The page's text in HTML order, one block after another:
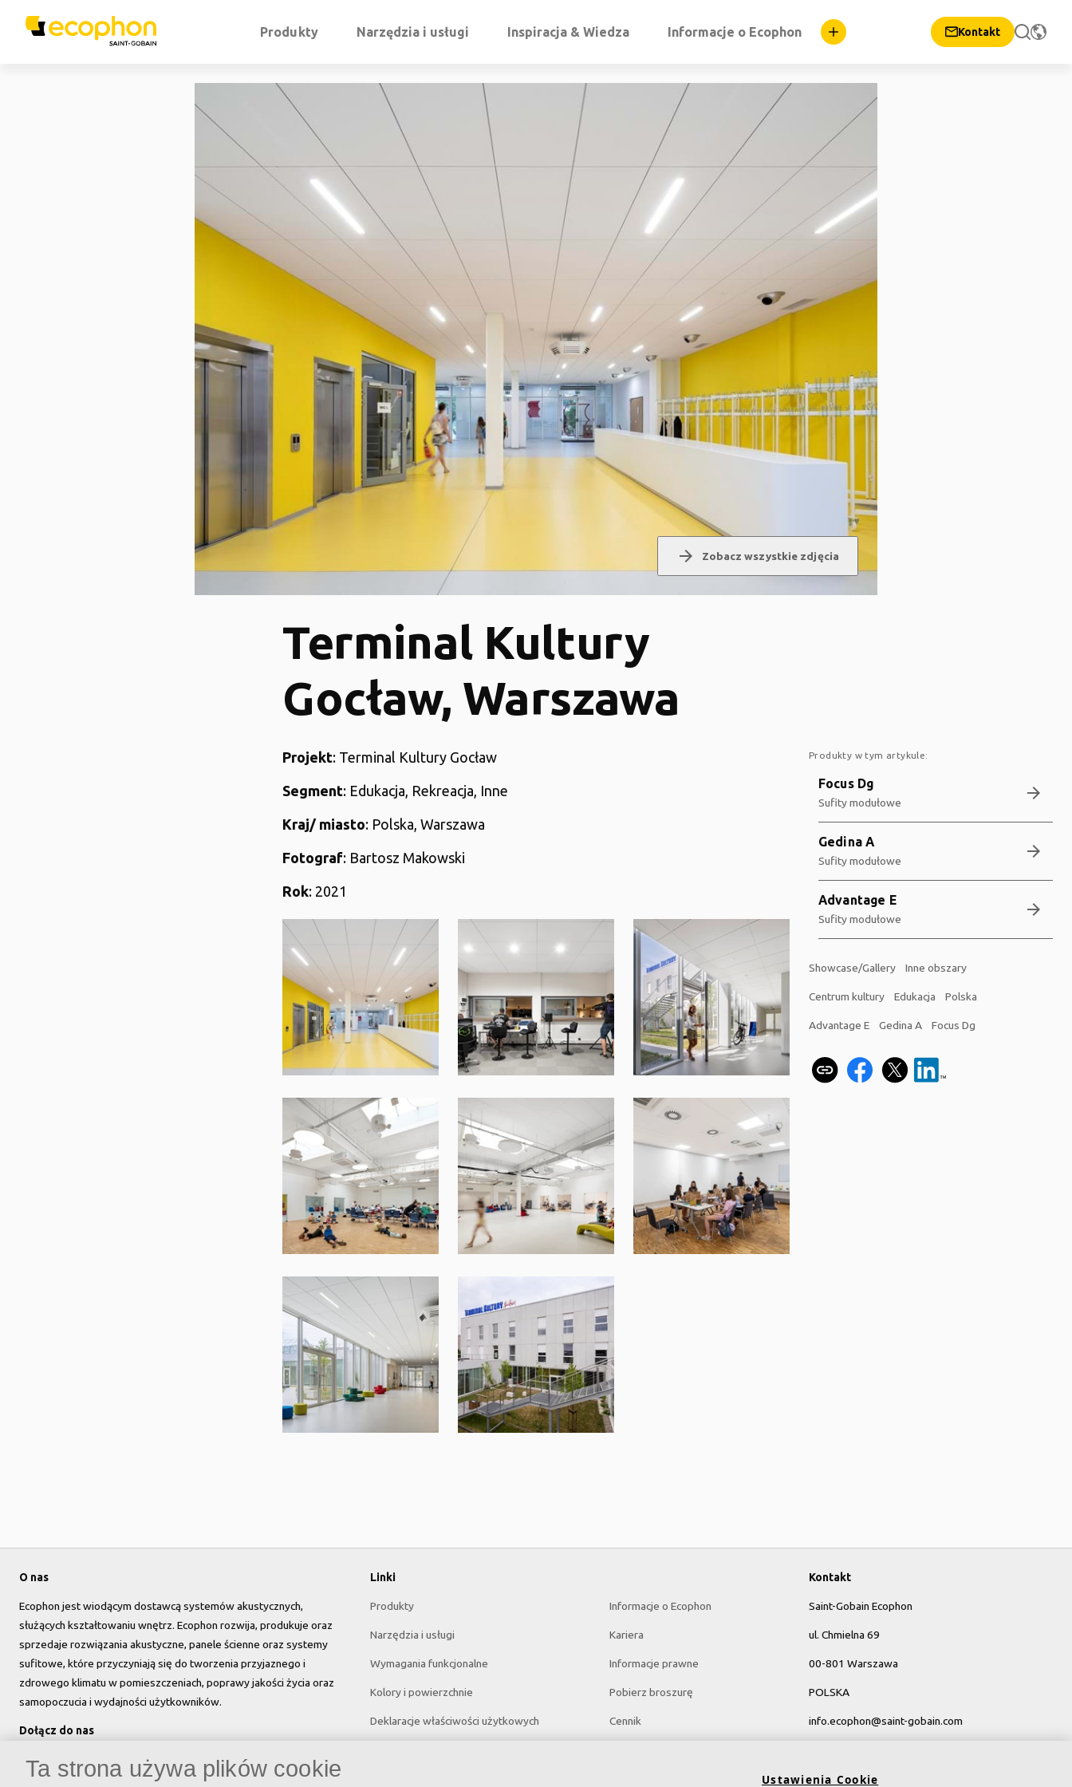
Produkty Narzędzia i usługi Inspiracja & Wiedza Informacje o Ecophon Kontakt
arrow_forward Zobacz wszystkie zdjęcia
Terminal Kultury
Gocław, Warszawa
Projekt: Terminal Kultury Gocław
Segment: Edukacja, Rekreacja, Inne
Kraj/ miasto: Polska, Warszawa
Fotograf: Bartosz Makowski
Rok: 2021
Produkty w tym artykule:
Focus Dg
Sufity modułowe arrow_forward
Gedina A
Sufity modułowe arrow_forward
Advantage E
Sufity modułowe arrow_forward
Showcase/Gallery Inne obszary
Centrum kultury Edukacja Polska
Advantage E Gedina A Focus Dg
O nas
Ecophon jest wiodącym dostawcą systemów akustycznych,
służących kształtowaniu wnętrz. Ecophon rozwija, produkuje oraz
sprzedaje rozwiązania akustyczne, panele ścienne oraz systemy
sufitowe, które przyczyniają się do tworzenia przyjaznego i
zdrowego klimatu w pomieszczeniach, poprawy jakości życia oraz
samopoczucia i wydajności użytkowników.
Dołącz do nas
Linki
Produkty
Narzędzia i usługi
Wymagania funkcjonalne
Kolory i powierzchnie
Deklaracje właściwości użytkowych
Informacje o Ecophon
Kariera
Informacje prawne
Pobierz broszurę
Cennik
Kontakt
Saint-Gobain Ecophon
ul. Chmielna 69
00-801 Warszawa
POLSKA
info.ecophon@saint-gobain.com
Ta strona używa plików cookie Ustawienia Cookie